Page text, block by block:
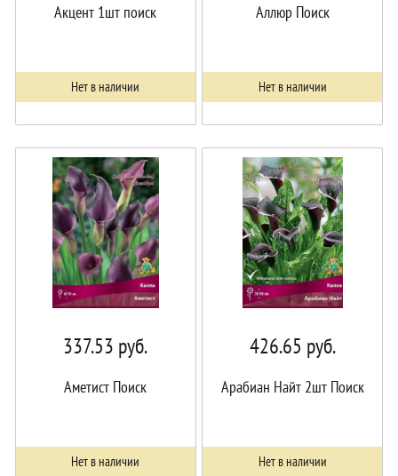
Акцент 1шт поиск
Нет в наличии
Аллюр Поиск
Нет в наличии
337.53 руб.
Аметист Поиск
Нет в наличии
426.65 руб.
Арабиан Найт 2шт Поиск
Нет в наличии